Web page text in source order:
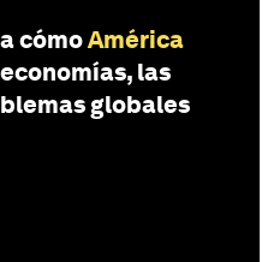
cómoAmérica
las
globales